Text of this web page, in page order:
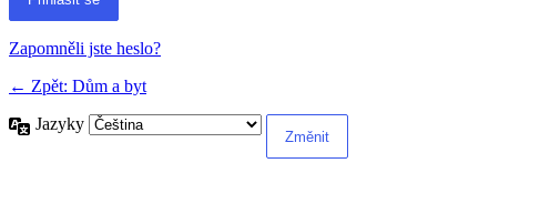
Alternative:
Zapomněli jste heslo?
← Zpět: Dům a byt
Jazyky